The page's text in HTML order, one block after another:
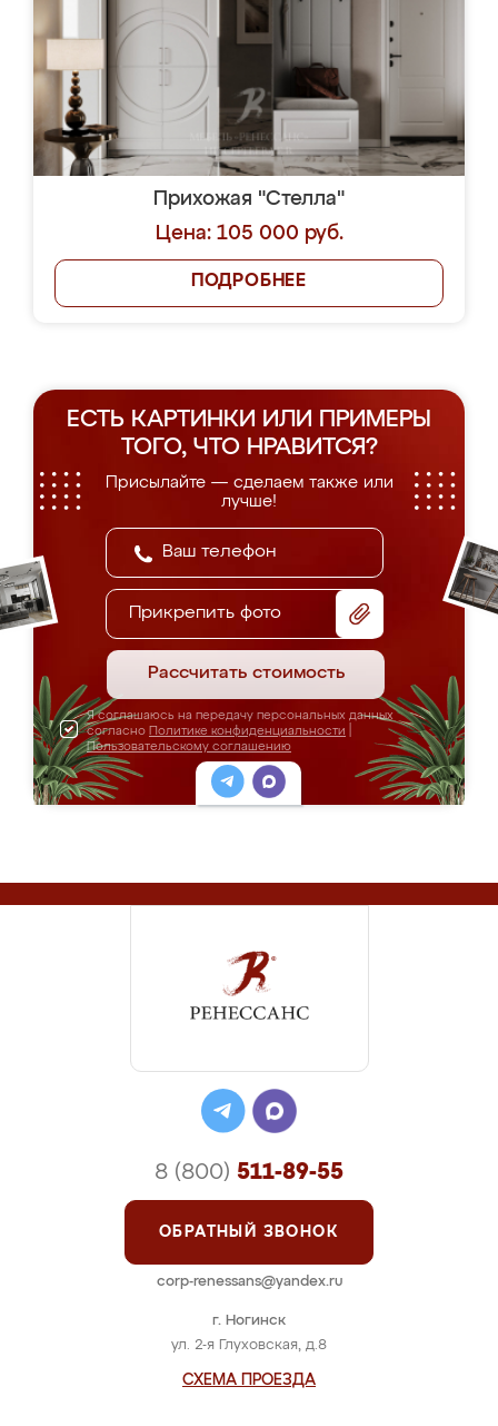
Прихожая "Стелла"
Цена: 105 000 руб.
ПОДРОБНЕЕ
ЕСТЬ КАРТИНКИ ИЛИ ПРИМЕРЫ
ТОГО, ЧТО НРАВИТСЯ?
Присылайте — сделаем также или
лучше!
Прикрепить фото
Рассчитать стоимость
Я соглашаюсь на передачу персональных данных
согласно Политике конфиденциальности
Пользовательскому соглашению
г. Ногинск
ул. 2-я Глуховская, д.8
СХЕМА ПРОЕЗДА
8 (800) 511-89-55
ОБРАТНЫЙ ЗВОНОК
corp-renessans@yandex.ru